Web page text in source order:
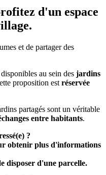
d'un espace
et de partager des
au sein des jardins
proposition est réservée
partagés sont un véritable
entre habitants.
?
obtenir plus d'informations
disposer d'une parcelle.